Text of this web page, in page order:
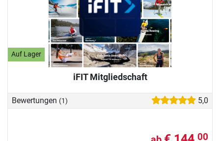
Auf Lager
iFIT Mitgliedschaft
Bewertungen (1) 5,0
00